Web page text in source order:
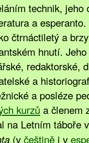
technik, jeho
a
čtrnáctiletý a
hnutí.
redaktorské,
a
a posléze
kurzů a členem
na Letním táboře
(v češtině i v